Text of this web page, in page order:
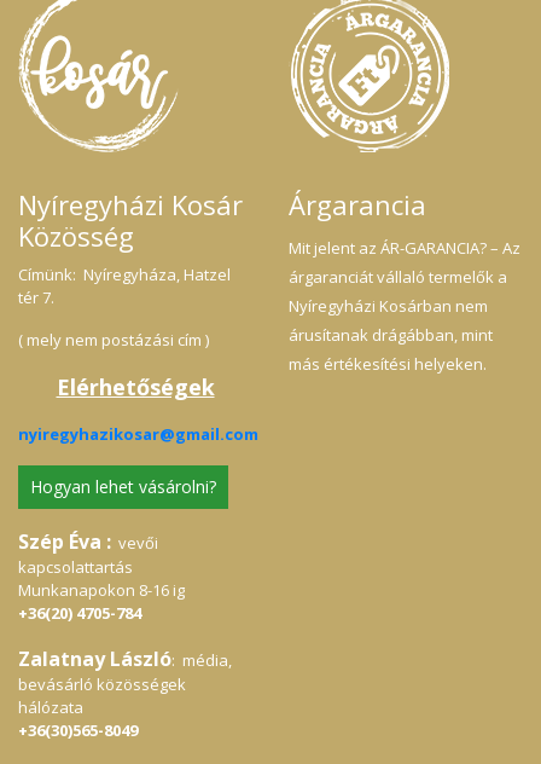
Nyíregyházi Kosár
Közösség
Címünk: Nyíregyháza, Hatzel
tér 7.
( mely nem postázási cím )
Elérhetőségek
nyiregyhazikosar@gmail.com
Hogyan lehet vásárolni?
Szép Éva : vevői
kapcsolattartás
Munkanapokon 8-16 ig
+36(20) 4705-784
Zalatnay László: média,
bevásárló közösségek
hálózata
+36(30)565-8049
Árgarancia
Mit jelent az ÁR-GARANCIA? – Az
árgaranciát vállaló termelők a
Nyíregyházi Kosárban nem
árusítanak drágábban, mint
más értékesítési helyeken.